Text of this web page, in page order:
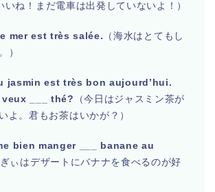
いね！まだ電車は出発していないよ！）
mer est très salée. （海水はとてもし
）
jasmin est très bon aujourd’hui.
___ thé?
（今日はジャスミン茶が
よ。君もお茶はいかが？）
bien manger ___ banane au
ぎぃはデザートにバナナを食べるのが好